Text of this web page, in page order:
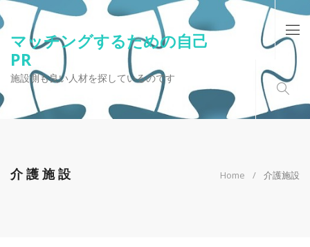
マッチングするための自己
PR
施設側も良い人材を探しているのです
介護施設 Home 介護施設